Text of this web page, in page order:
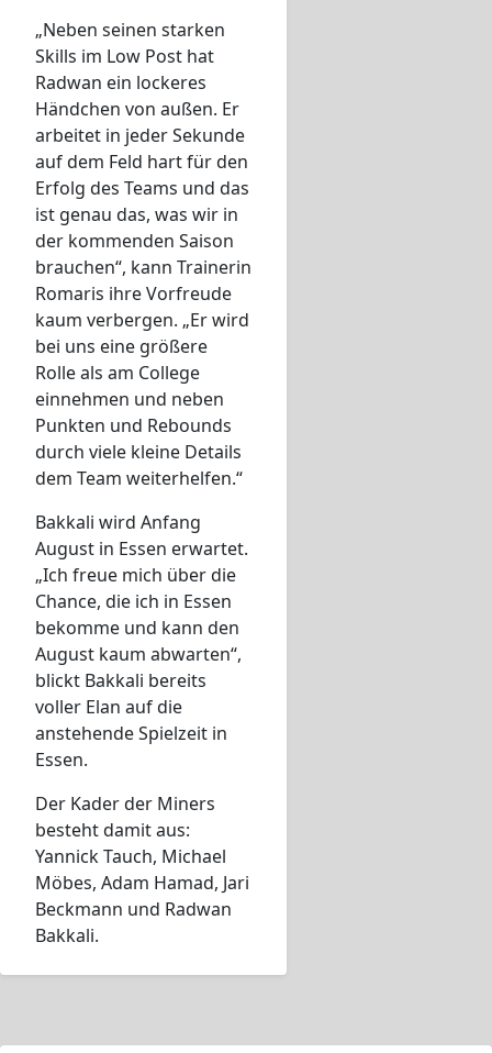
„Neben seinen starken
Skills im Low Post hat
Radwan ein lockeres
Händchen von außen. Er
arbeitet in jeder Sekunde
auf dem Feld hart für den
Erfolg des Teams und das
ist genau das, was wir in
der kommenden Saison
brauchen“, kann Trainerin
Romaris ihre Vorfreude
kaum verbergen. „Er wird
bei uns eine größere
Rolle als am College
einnehmen und neben
Punkten und Rebounds
durch viele kleine Details
dem Team weiterhelfen.“
Bakkali wird Anfang
August in Essen erwartet.
„Ich freue mich über die
Chance, die ich in Essen
bekomme und kann den
August kaum abwarten“,
blickt Bakkali bereits
voller Elan auf die
anstehende Spielzeit in
Essen.
Der Kader der Miners
besteht damit aus:
Yannick Tauch, Michael
Möbes, Adam Hamad, Jari
Beckmann und Radwan
Bakkali.